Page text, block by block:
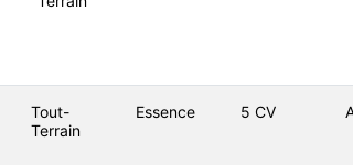
Tout-
Terrain
Essence 5 CV